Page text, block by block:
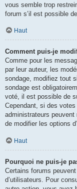
vous semble trop
forum s’il est possible de
Haut
Comment puis-je
Comme pour les
par leur auteur, les
sondage, modifiez tout
sondage est
voté, il est possible de
Cependant, si des
administrateurs
de modifier les options
Haut
Pourquoi ne puis-je
Certains forums
d’utilisateurs. Pour